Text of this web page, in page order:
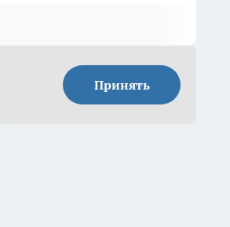
Принять